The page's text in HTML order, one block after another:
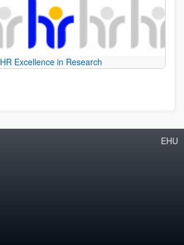
HR Excellence in Research
EHU